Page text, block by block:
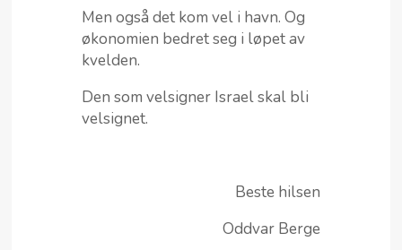
Men også det kom vel i havn. Og
økonomien bedret seg i løpet av
kvelden.
Den som velsigner Israel skal bli
velsignet.
Beste hilsen
Oddvar Berge